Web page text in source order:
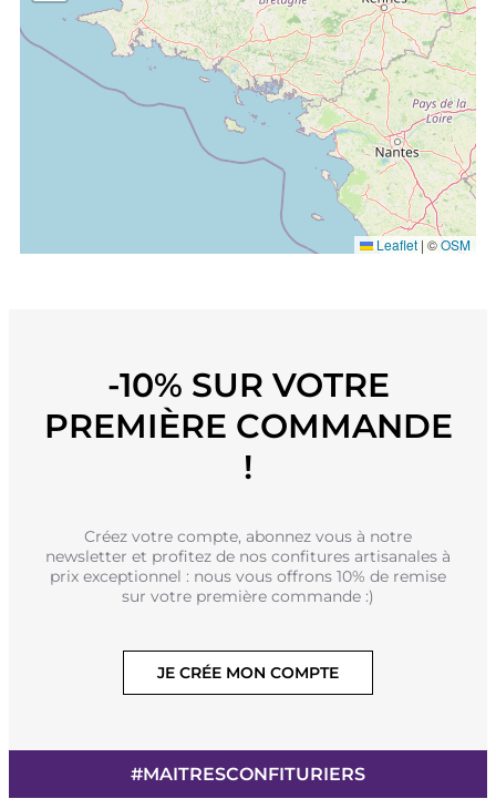
Leaflet | ©OSM
-10% SUR VOTRE
PREMIÈRE COMMANDE
!
Créez votre compte, abonnez vous à notre
newsletter et profitez de nos confitures artisanales à
prix exceptionnel : nous vous offrons 10% de remise
sur votre première commande :)
JE CRÉE MON COMPTE
#MAITRESCONFITURIERS